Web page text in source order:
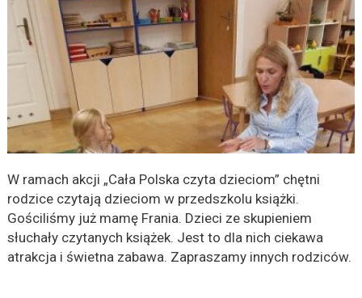
W ramach akcji „Cała Polska czyta dzieciom” chętni
rodzice czytają dzieciom w przedszkolu książki.
Gościliśmy już mamę Frania. Dzieci ze skupieniem
słuchały czytanych książek. Jest to dla nich ciekawa
atrakcja i świetna zabawa. Zapraszamy innych rodziców.